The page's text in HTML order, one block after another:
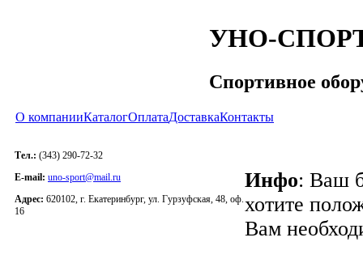
УНО-
Спортивное
О компанииКаталогОплатаДоставкаКонтакты
Тел.: (343) 290-72-32
E-mail: uno-sport@mail.ru
Адрес: 620102, г. Екатеринбург, ул. Гурзуфская, 48, оф.
16
Инфо: Ваш
хотите
Вам